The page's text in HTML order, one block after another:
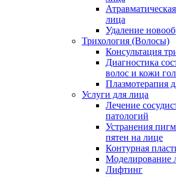
лица
Удаление
Трихология (Волосы)
Консультация
Диагностика
волос и кожи
Плазмотерапия
Услуги для лица
Лечение
патологий
Устранения
пятен на лице
Контурная
Моделирование
Лифтинг